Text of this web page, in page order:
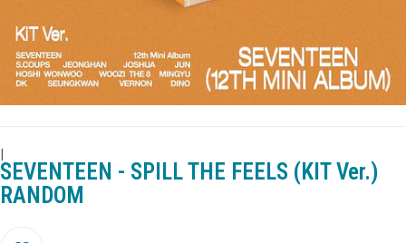
|
SEVENTEEN - SPILL THE FEELS (KIT Ver.)
RANDOM